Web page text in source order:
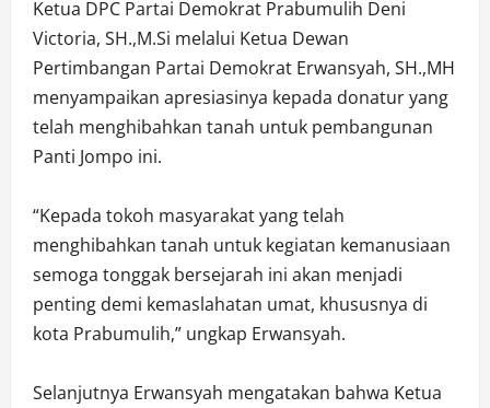
Ketua DPC Partai Demokrat Prabumulih Deni
Victoria, SH.,M.Si melalui Ketua Dewan
Pertimbangan Partai Demokrat Erwansyah, SH.,MH
menyampaikan apresiasinya kepada donatur yang
telah menghibahkan tanah untuk pembangunan
Panti Jompo ini.
“Kepada tokoh masyarakat yang telah
menghibahkan tanah untuk kegiatan kemanusiaan
semoga tonggak bersejarah ini akan menjadi
penting demi kemaslahatan umat, khususnya di
kota Prabumulih,” ungkap Erwansyah.
Selanjutnya Erwansyah mengatakan bahwa Ketua